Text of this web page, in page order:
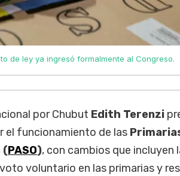
de ley ya ingresó formalmente al Congreso.
por Chubut Edith Terenzi
el funcionamiento de las
(PASO), con cambios que incluyen
voluntario en las primarias y